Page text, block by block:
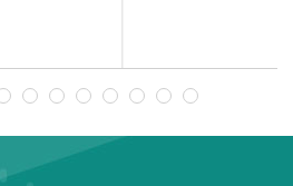
5 6 7 8 9 10 11 12